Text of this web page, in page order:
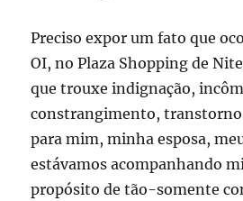
Preciso expor um fato que
OI, no Plaza Shopping de
que trouxe indignação,
constrangimento, transtorno
para mim, minha esposa,
estávamos acompanhando
propósito de tão-somente